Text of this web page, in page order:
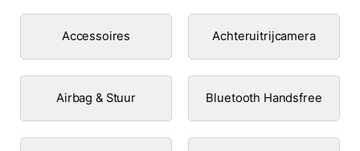
Accessoires Achteruitrijcamera
Airbag & Stuur Bluetooth Handsfree